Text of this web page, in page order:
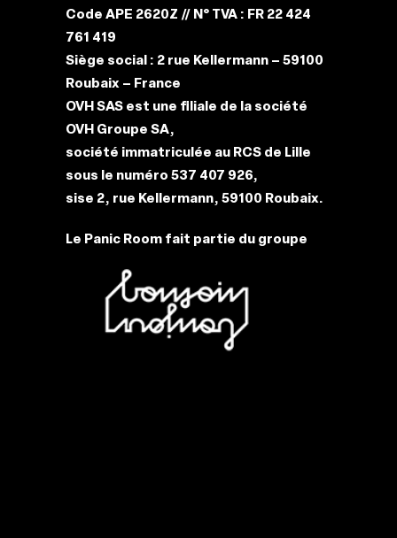
Code APE 2620Z // N° TVA : FR 22 424
761 419
Siège social : 2 rue Kellermann – 59100
Roubaix – France
OVH SAS est une filiale de la société
OVH Groupe SA,
société immatriculée au RCS de Lille
sous le numéro 537 407 926,
sise 2, rue Kellermann, 59100 Roubaix.
Le Panic Room fait partie du groupe